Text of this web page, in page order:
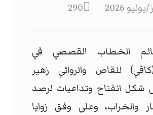
290
الخطاب القصصي في
للقاص والروائي زهير
شكل انفتاح وتداعيات لرصد
والخراب، وعلى وفق زوايا